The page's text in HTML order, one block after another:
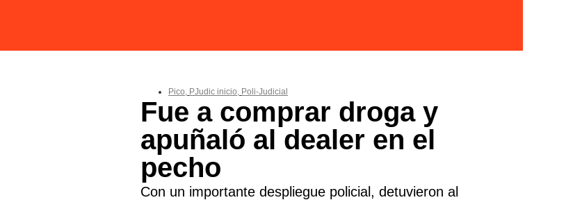
Pico PJudic inicio Poli-Judicial
Fue a comprar droga y
apuñaló al dealer en el
pecho
Con un importante despliegue policial, detuvieron al